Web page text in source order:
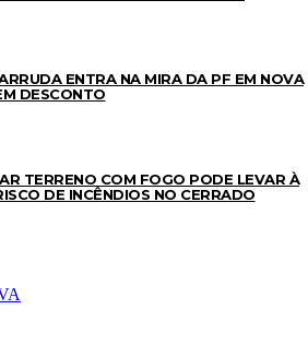
ENTRA NA MIRA DA PF EM NOVA
DESCONTO
TERRENO COM FOGO PODE LEVAR À
DE INCÊNDIOS NO CERRADO